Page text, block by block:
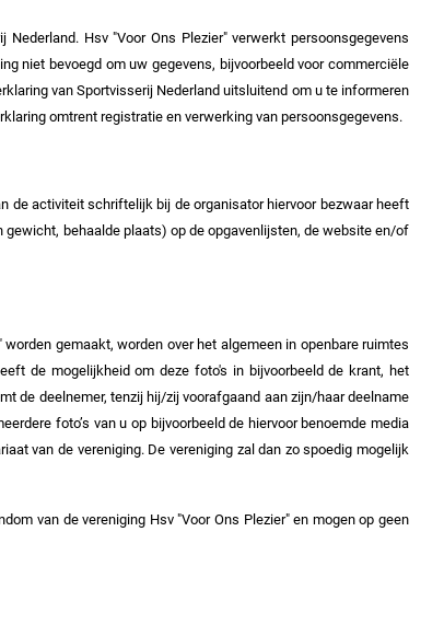
Hsv "Voor Ons Plezier" verwerkt persoonsgegevens
niet bevoegd om uwgegevens, bijvoorbeeld voor commerciële
van Sportvisserij Nederland uitsluitend om u te informeren
omtrent registratie en verwerking van persoonsgegevens.
de activiteit schriftelijk bij de organisator hiervoor bezwaar heeft
behaalde plaats) op de opgavenlijsten, de website en/of
gemaakt, worden over het algemeen in openbare ruimtes
de mogelijkheid om deze foto's in bijvoorbeeld de krant, het
de deelnemer, tenzij hij/zij voorafgaand aan zijn/haar deelname
foto’s van u op bijvoorbeeld de hiervoor benoemde media
van de vereniging. De vereniging zal dan zo spoedig mogelijk
van de vereniging Hsv "Voor Ons Plezier" en mogen op geen